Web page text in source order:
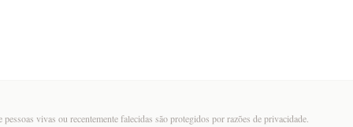
pessoas vivas ou recentemente falecidas são protegidos por razões de privacidade.